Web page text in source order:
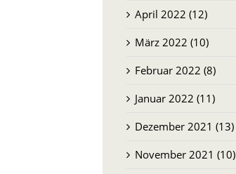
April 2022 (12)
März 2022 (10)
Februar 2022 (8)
Januar 2022 (11)
Dezember 2021 (13)
November 2021 (10)